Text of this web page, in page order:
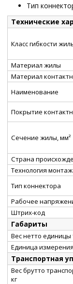
Тип
Технические
Класс гибкости
Материал жилы
Материал
Наименование
Покрытие
Сечение жилы, мм²
Страна
Технология
Тип коннектора
Рабочее
Штрих-код
Габариты
Вес нетто единицы
Единица измерения
Транспортная
Вес брутто
кг